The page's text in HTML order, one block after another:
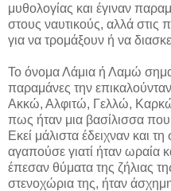
μυθολογίας και έγιναν
στους ναυτικούς, αλλά στις
για να τρομάξουν ή να
Το όνομα Λάμια ή Λαμώ
παραμάνες την
Ακκώ, Αλφιτώ, Γελλώ,
πως ήταν μια βασίλισσα
Εκεί μάλιστα έδειχναν και
αγαπούσε γιατί ήταν ωραία
έπεσαν θύματα της ζήλιας
στενοχώρια της, ήταν